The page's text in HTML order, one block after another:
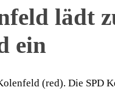
lädt
ein
(red). Die SPD